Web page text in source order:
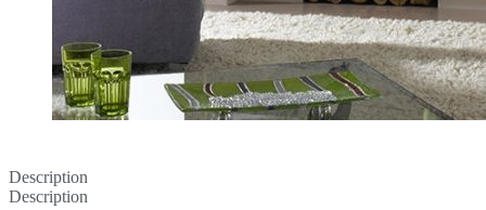
Description
Description